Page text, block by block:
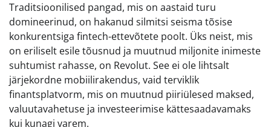
Traditsioonilised pangad, mis on aastaid turu
domineerinud, on hakanud silmitsi seisma tõsise
konkurentsiga fintech-ettevõtete poolt. Üks neist, mis
on eriliselt esile tõusnud ja muutnud miljonite inimeste
suhtumist rahasse, on Revolut. See ei ole lihtsalt
järjekordne mobiilirakendus, vaid terviklik
finantsplatvorm, mis on muutnud piiriülesed maksed,
valuutavahetuse ja investeerimise kättesaadavamaks
kui kunagi varem.